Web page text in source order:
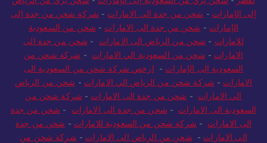
إلى الإمارات - شحن من جدة الى الامارات - شركة شحن من جدة إلى
الإمارات - شحن من جدة الى الامارات - شحن من السعودية
للامارات - شحن من الرياض الى الامارات - شحن من جدة الى
الامارات - شحن من السعودية الي الامارات - شركة شحن من
السعودية إلى الإمارات - ارخص شركة شحن من السعودية الى
الامارات - شركة شحن من الرياض الي الامارات - شحن من الرياض
الي الامارات - شحن من جدة الى الامارات - شركة شحن من
السعودية الى الامارات - شحن من جدة الى الامارات - شحن من جدة
الى الامارات - شركة شحن من السعودية للامارات - شحن من جدة
الى الامارات - شحن من الرياض الى الامارات - شركة شحن من